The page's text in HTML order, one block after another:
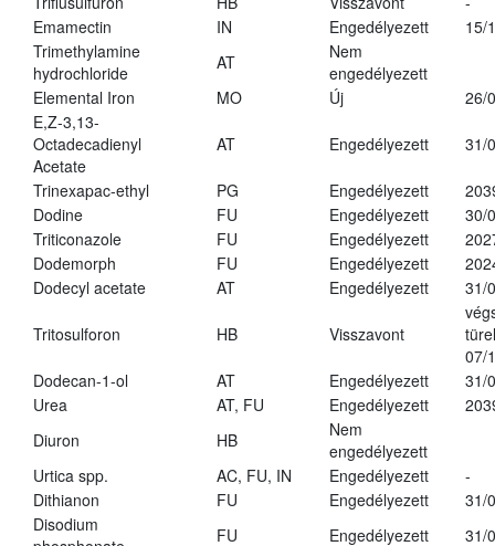
Emamectin
IN Engedélyezett
15/
Trimethylamine
hydrochloride
AT
Nem
engedélyezett
Elemental Iron
MO Új
26/
E,Z-3,13-
Octadecadienyl
Acetate
AT Engedélyezett 31/
Trinexapac-ethyl PG Engedélyezett
Dodine
FU Engedélyezett
30/
Triticonazole
FU Engedélyezett
Dodemorph
FU Engedélyezett
Dodecyl acetate
AT Engedélyezett 31/
Tritosulforon HB Visszavont
07/
Dodecan-1-ol
AT Engedélyezett
31/
Urea
AT, FU Engedélyezett
Diuron
HB
Nem
engedélyezett
Urtica spp.
AC, FU, IN Engedélyezett
-
Dithianon
FU Engedélyezett
31/
Disodium
FU Engedélyezett
31/